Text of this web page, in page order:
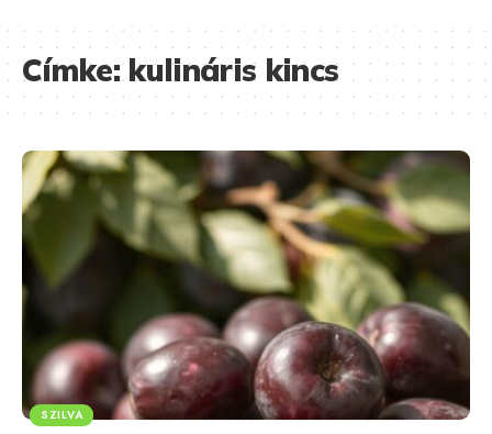
Címke:kulináris kincs
SZILVA